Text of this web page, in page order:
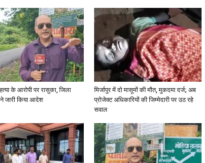
हत्या के आरोपी पर रासुका, जिला
जारी किया आदेश
मिर्जापुर में दो मासूमों की मौत, मुकदमा दर्ज; अब
प्रोजेक्ट अधिकारियों की जिम्मेदारी पर उठ रहे
सवाल